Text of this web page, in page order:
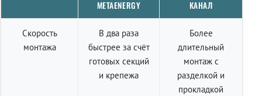
METAENERGY
КАНАЛ
Скорость
монтажа
В два раза
быстрее за счёт
готовых секций
и крепежа
Более
длительный
монтаж с
разделкой и
прокладкой